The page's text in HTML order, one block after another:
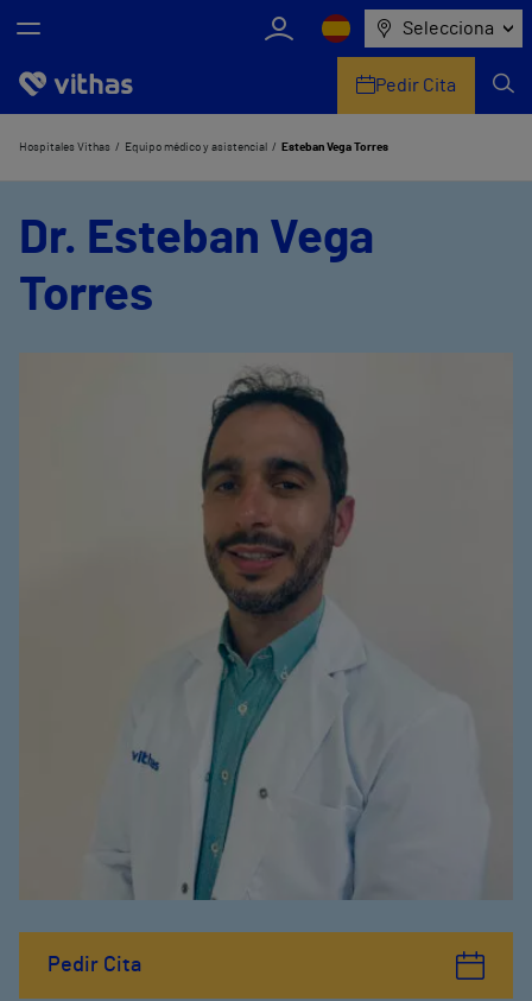
Selecciona
Nosotros
Pedir Cita
Hospitales Vithas Equipo médico y asistencial Esteban Vega Torres
Pedir Cita
Dr. Esteban Vega
Torres